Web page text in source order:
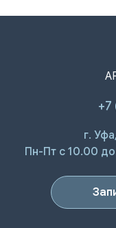
+7
г.
Пн-Пт с 10.00
Ответы на
Специалисты